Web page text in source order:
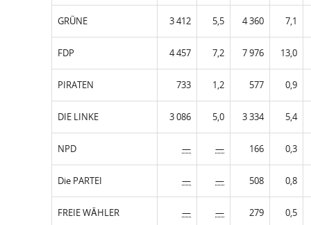
GRÜNE 3 412 5,5 4 360 7,1
FDP 4 457 7,2 7 976 13,0
PIRATEN 733 1,2 577 0,9
DIE LINKE 3 086 5,0 3 334 5,4
NPD — — 166 0,3
Die PARTEI — — 508 0,8
FREIE WÄHLER — — 279 0,5